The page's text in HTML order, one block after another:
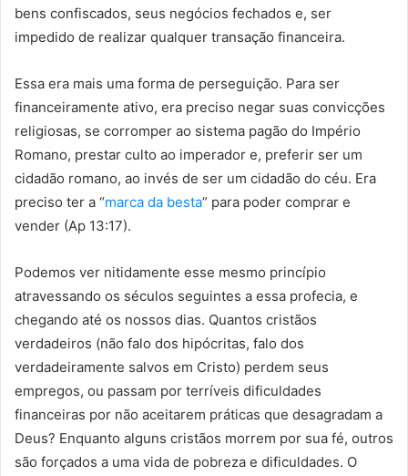
bens confiscados, seus negócios fechados e, ser
impedido de realizar qualquer transação financeira.
Essa era mais uma forma de perseguição. Para ser
financeiramente ativo, era preciso negar suas convicções
religiosas, se corromper ao sistema pagão do Império
Romano, prestar culto ao imperador e, preferir ser um
cidadão romano, ao invés de ser um cidadão do céu. Era
preciso ter a “marca da besta” para poder comprar e
vender (Ap 13:17).
Podemos ver nitidamente esse mesmo princípio
atravessando os séculos seguintes a essa profecia, e
chegando até os nossos dias. Quantos cristãos
verdadeiros (não falo dos hipócritas, falo dos
verdadeiramente salvos em Cristo) perdem seus
empregos, ou passam por terríveis dificuldades
financeiras por não aceitarem práticas que desagradam a
Deus? Enquanto alguns cristãos morrem por sua fé, outros
são forçados a uma vida de pobreza e dificuldades. O